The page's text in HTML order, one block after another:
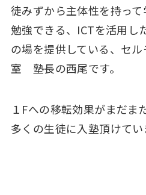
徒みずから主体性を持っ
勉強できる、ICTを活用し
の場を提供している、セ
室 塾長の西尾です。
１Fへの移転効果がまだま
多くの生徒に入塾頂けてい